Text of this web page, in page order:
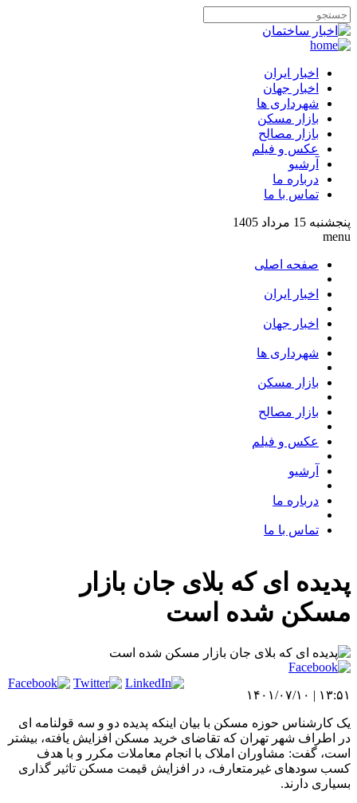
اخبار ایران
اخبار جهان
شهرداری ها
بازار مسکن
بازار مصالح
عکس و فیلم
آرشیو
درباره ما
تماس با ما
پنجشنبه 15 مرداد 1405
menu
صفحه اصلی
اخبار ایران
اخبار جهان
شهرداری ها
بازار مسکن
بازار مصالح
عکس و فیلم
آرشیو
درباره ما
تماس با ما
پدیده ای که بلای جان بازار
مسکن شده است
۱۳:۵۱ | ۱۴۰۱/۰۷/۱۰
یک کارشناس حوزه مسکن با بیان اینکه پدیده دو و سه قولنامه ای
در اطراف شهر تهران که تقاضای خرید مسکن افزایش یافته، بیشتر
است، گفت: مشاوران املاک با انجام معاملات مکرر و با هدف
کسب سودهای غیرمتعارف، در افزایش قیمت مسکن تاثیر گذاری
بسیاری دارند.